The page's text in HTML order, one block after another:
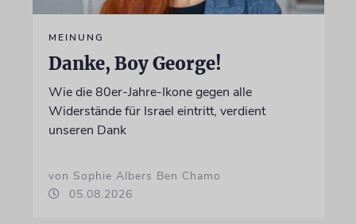
MEINUNG
Danke, Boy George!
Wie die 80er-Jahre-Ikone gegen alle
Widerstände für Israel eintritt, verdient
unseren Dank
von Sophie Albers Ben Chamo
05.08.2026